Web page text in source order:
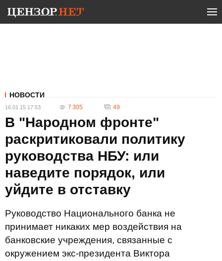
НОВОСТИ
16.01.15 17:53 7 305 49
В "Народном фронте"
раскритиковали политику
руководства НБУ: или
наведите порядок, или
уйдите в отставку
Руководство Национального банка не
принимает никаких мер воздействия на
банковские учреждения, связанные с
окружением экс-президента Виктора